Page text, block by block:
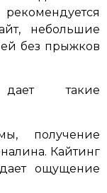
небольшие
без прыжков
дает такие
получение
Кайтинг
ощущение